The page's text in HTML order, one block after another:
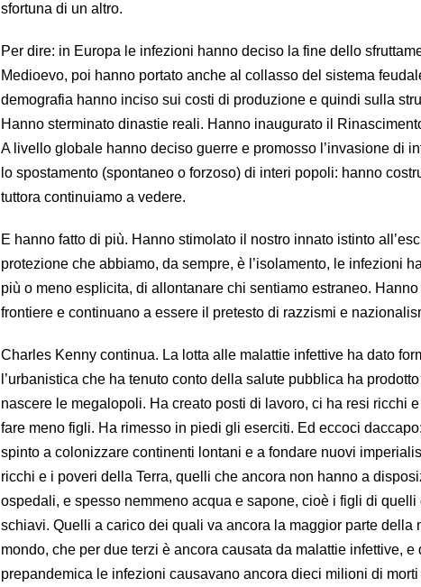
sfortuna di un altro.
Per dire: in Europa le infezioni hanno deciso la fine dello
Medioevo, poi hanno portato anche al collasso del sistema
demografia hanno inciso sui costi di produzione e quindi sulla
Hanno sterminato dinastie reali. Hanno inaugurato il
A livello globale hanno deciso guerre e promosso l’invasione di
lo spostamento (spontaneo o forzoso) di interi popoli: hanno
tuttora continuiamo a vedere.
E hanno fatto di più. Hanno stimolato il nostro innato istinto
protezione che abbiamo, da sempre, è l’isolamento, le infezioni
più o meno esplicita, di allontanare chi sentiamo estraneo.
frontiere e continuano a essere il pretesto di razzismi e
Charles Kenny continua. La lotta alle malattie infettive ha dato
l’urbanistica che ha tenuto conto della salute pubblica ha
nascere le megalopoli. Ha creato posti di lavoro, ci ha resi ricchi
fare meno figli. Ha rimesso in piedi gli eserciti. Ed eccoci
spinto a colonizzare continenti lontani e a fondare nuovi
ricchi e i poveri della Terra, quelli che ancora non hanno a
ospedali, e spesso nemmeno acqua e sapone, cioè i figli di
schiavi. Quelli a carico dei quali va ancora la maggior parte della
mondo, che per due terzi è ancora causata da malattie infettive,
prepandemica le infezioni causavano ancora dieci milioni di morti